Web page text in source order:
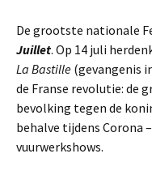
De grootste nationale
Juillet. Op 14 juli
La Bastille (gevangenis
de Franse revolutie: de
bevolking tegen de
behalve tijdens Corona
vuurwerkshows.